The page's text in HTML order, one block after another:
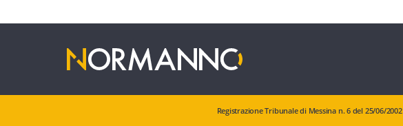
Registrazione Tribunale di Messina n. 6 del 25/06/2002